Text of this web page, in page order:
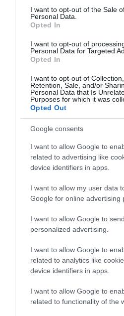
consent section.
I want to opt-out of the Sale
Personal Data.
Opted In
I want to opt-out of
Personal Data for Targeted
Opted In
I want to opt-out of Collection,
Retention, Sale, and/or
Personal Data that Is
Purposes for which it was
Opted Out
Google consents
I want to allow Google to
related to advertising like
device identifiers in apps.
I want to allow my user data
Google for online advertising
I want to allow Google to
personalized advertising.
I want to allow Google to
related to analytics like
device identifiers in apps.
I want to allow Google to
related to functionality of the
Figyelem! A cikkhez hozzáfűzött hozzászólások
tükrözik. A szerkesztőség mindössze a hírek
tartalmazzák.
Kérjük, kulturáltan, mások személyiségi
tartásával kommenteljenek!
ma.hu
Hulladékvadászat indul a
miatt most láthatóvá váltak a
Vitézy Dávid: háromszor
Vitézy Dávid: 2,3 milliárd forint
Saját életét is kockára tette
megállítsa a tüzet
Második világháborús MG-42
A Miniszterelnökség